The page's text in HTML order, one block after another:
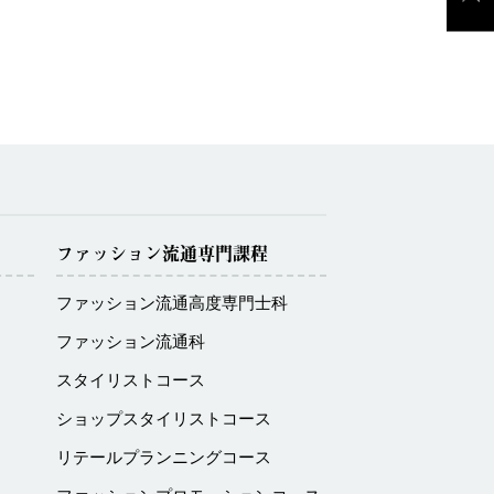
ファッション流通専門課程
ファッション流通高度専門士科
ファッション流通科
スタイリストコース
ショップスタイリストコース
リテールプランニングコース